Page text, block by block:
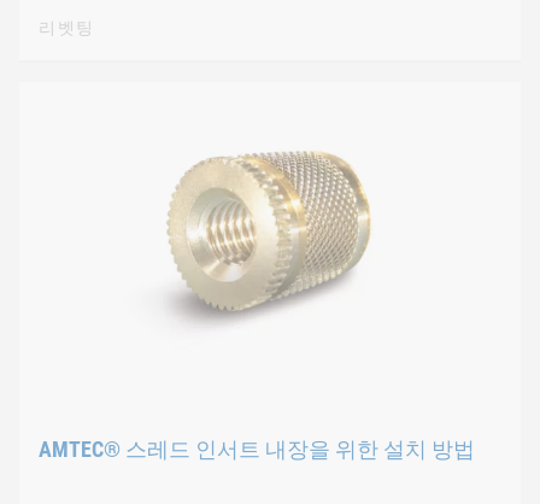
리벳팅
AMTEC® 스레드 인서트 내장을 위한 설치 방법